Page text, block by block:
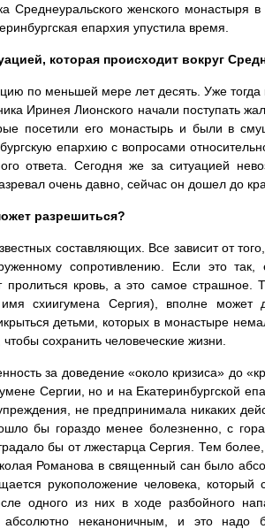
Среднеуральского женского
епархия упустила время.
которая происходит вокруг
по меньшей мере лет десять. Уже тогда
Иринея Лионского начали поступать
посетили его монастырь и были в
епархию с вопросами
ответа. Сегодня же за ситуацией
очень давно, сейчас он дошел до
разрешиться?
составляющих. Все зависит от
сопротивлению. Если это
пролиться кровь, а это самое страшное.
схиигумена Сергия), вполне
детьми, которых в монастыре
сохранить человеческие жизни.
за доведение «около кризиса» до
Сергии, но и на Екатеринбургской
не предпринимала никаких
бы гораздо менее болезненно, с
бы от лжестарца Сергия. Тем
Романова в священный сан было
рукоположение человека,
одного из них в ходе разбойного
абсолютно неканоничным, и это надо